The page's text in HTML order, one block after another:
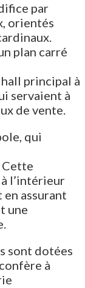
par
orientés
plan carré
principal à
servaient à
de vente.
qui
l’intérieur
assurant
une
sont dotées
à